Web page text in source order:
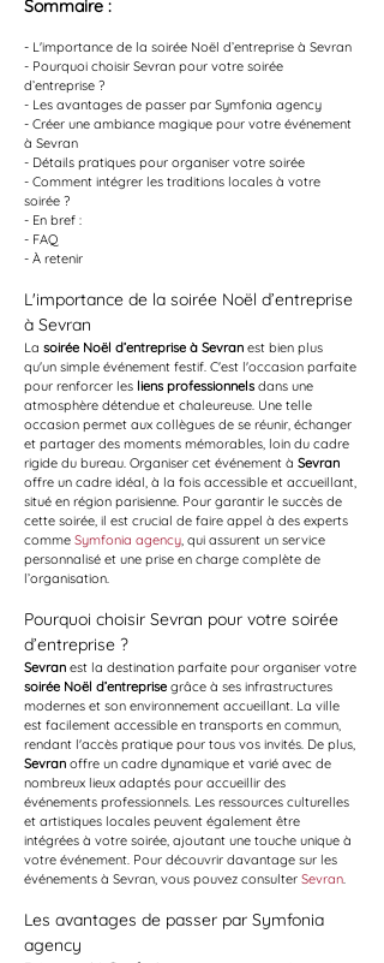
Sommaire :
- L'importance de la soirée Noël d’entreprise à Sevran
- Pourquoi choisir Sevran pour votre soirée
d’entreprise ?
- Les avantages de passer par Symfonia agency
- Créer une ambiance magique pour votre événement
à Sevran
- Détails pratiques pour organiser votre soirée
- Comment intégrer les traditions locales à votre
soirée ?
- En bref :
- FAQ
- À retenir
L'importance de la soirée Noël d’entreprise
à Sevran
La soirée Noël d’entreprise à Sevran est bien plus
qu'un simple événement festif. C'est l'occasion parfaite
pour renforcer les liens professionnels dans une
atmosphère détendue et chaleureuse. Une telle
occasion permet aux collègues de se réunir, échanger
et partager des moments mémorables, loin du cadre
rigide du bureau. Organiser cet événement à Sevran
offre un cadre idéal, à la fois accessible et accueillant,
situé en région parisienne. Pour garantir le succès de
cette soirée, il est crucial de faire appel à des experts
comme Symfonia agency, qui assurent un service
personnalisé et une prise en charge complète de
l’organisation.
Pourquoi choisir Sevran pour votre soirée
d’entreprise ?
Sevran est la destination parfaite pour organiser votre
soirée Noël d’entreprise grâce à ses infrastructures
modernes et son environnement accueillant. La ville
est facilement accessible en transports en commun,
rendant l'accès pratique pour tous vos invités. De plus,
Sevran offre un cadre dynamique et varié avec de
nombreux lieux adaptés pour accueillir des
événements professionnels. Les ressources culturelles
et artistiques locales peuvent également être
intégrées à votre soirée, ajoutant une touche unique à
votre événement. Pour découvrir davantage sur les
événements à Sevran, vous pouvez consulter Sevran.
Les avantages de passer par Symfonia
agency